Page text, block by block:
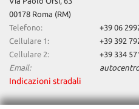
00178 Roma (RM)
Telefono:
+39 06
Cellulare 1:
+39 392
Cellulare 2:
+39 334
Email:
Indicazioni stradali
Cookie necessari